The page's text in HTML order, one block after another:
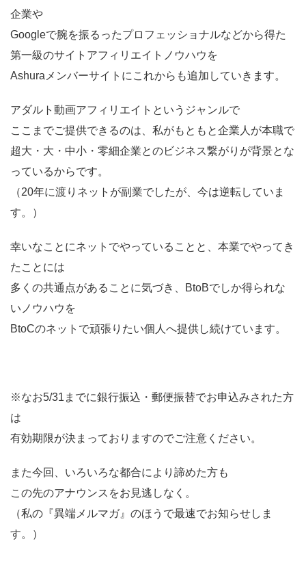
企業や
Googleで腕を振るったプロフェッショナルなどから得た
第一級のサイトアフィリエイトノウハウを
Ashuraメンバーサイトにこれからも追加していきます。
アダルト動画アフィリエイトというジャンルで
ここまでご提供できるのは、私がもともと企業人が本職で
超大・大・中小・零細企業とのビジネス繋がりが背景とな
っているからです。
（20年に渡りネットが副業でしたが、今は逆転していま
す。）
幸いなことにネットでやっていることと、本業でやってき
たことには
多くの共通点があることに気づき、BtoBでしか得られな
いノウハウを
BtoCのネットで頑張りたい個人へ提供し続けています。
※なお5/31までに銀行振込・郵便振替でお申込みされた方
は
有効期限が決まっておりますのでご注意ください。
また今回、いろいろな都合により諦めた方も
この先のアナウンスをお見逃しなく。
（私の『異端メルマガ』のほうで最速でお知らせしま
す。）